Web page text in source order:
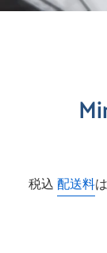
税込配送料